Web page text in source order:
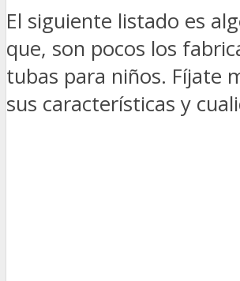
El siguiente listado es
que, son pocos los
tubas para niños. Fíjate
sus características y